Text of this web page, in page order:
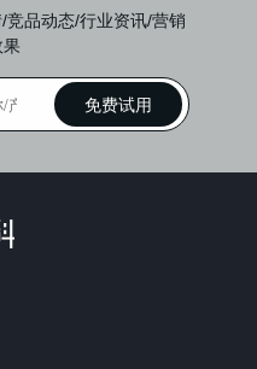
品动态/行业资讯/营销